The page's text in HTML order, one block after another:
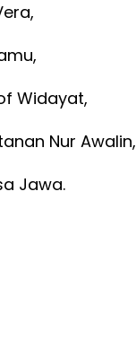
Widayat,
Nur Awalin,
Jawa.